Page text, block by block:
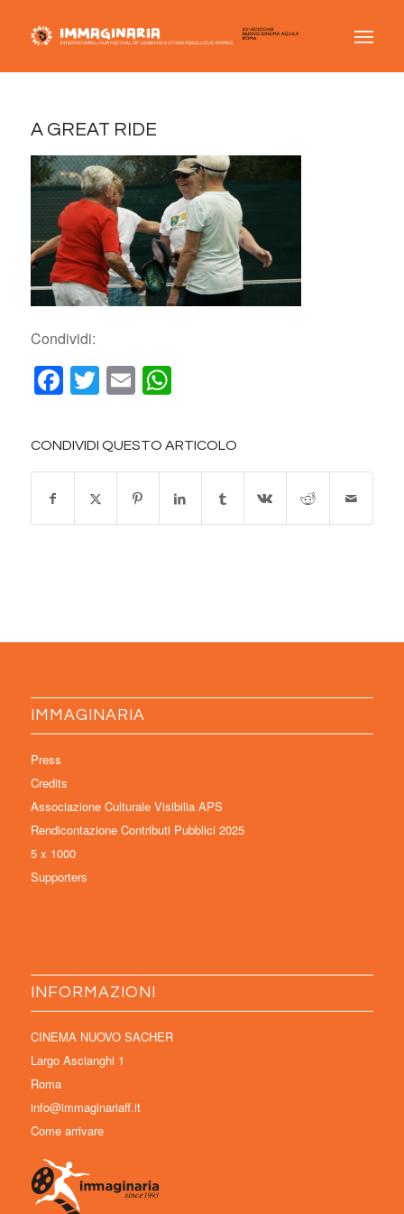
A GREAT RIDE
Condividi:
Facebook
Twitter
EmailWhatsApp
CONDIVIDI QUESTO ARTICOLO
IMMAGINARIA
Press
Credits
Associazione Culturale Visibilia APS
Rendicontazione Contributi Pubblici 2025
5 x 1000
Supporters
INFORMAZIONI
CINEMA NUOVO SACHER
Largo Ascianghi 1
Roma
info@immaginariaff.it
Come arrivare